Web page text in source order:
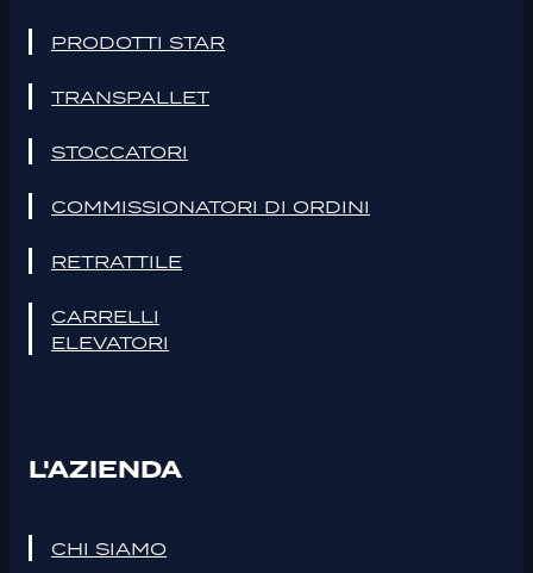
PRODOTTI STAR
TRANSPALLET
STOCCATORI
COMMISSIONATORI DI ORDINI
RETRATTILE
CARRELLI
ELEVATORI
L'AZIENDA
CHI SIAMO